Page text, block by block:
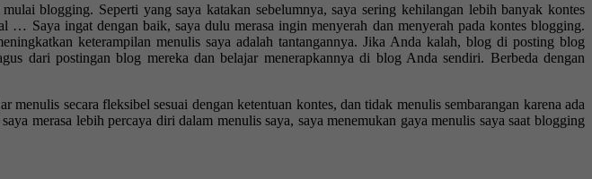
blogging. Seperti yang saya katakan sebelumnya, saya sering kehilangan lebih banyak kontes
… Saya ingat dengan baik, saya dulu merasa ingin menyerah dan menyerah pada kontes blogging.
keterampilan menulis saya adalah tantangannya. Jika Anda kalah, blog di posting blog
dari postingan blog mereka dan belajar menerapkannya di blog Anda sendiri. Berbeda dengan
secara fleksibel sesuai dengan ketentuan kontes, dan tidak menulis sembarangan karena ada
merasa lebih percaya diri dalam menulis saya, saya menemukan gaya menulis saya saat blogging